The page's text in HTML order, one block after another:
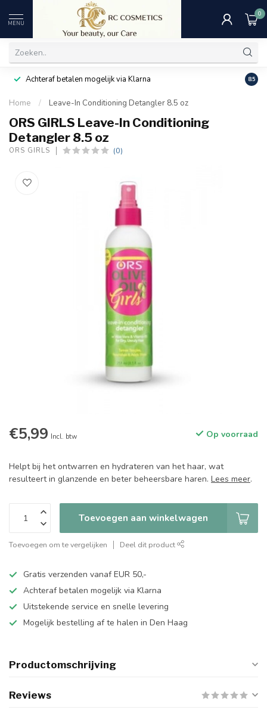
MENU
0
Achteraf betalen mogelijk via Klarna 8.5
Home / Leave-In Conditioning Detangler 8.5 oz
ORS GIRLS Leave-In Conditioning
Detangler 8.5 oz
ORS GIRLS (0)
€5,99 Incl. btw Op voorraad
Helpt bij het ontwarren en hydrateren van het haar, wat
resulteert in glanzende en beter beheersbare haren. Lees meer.
Toevoegen aan winkelwagen
Toevoegen om te vergelijken Deel dit product
Gratis verzenden vanaf EUR 50,-
Achteraf betalen mogelijk via Klarna
Uitstekende service en snelle levering
Mogelijk bestelling af te halen in Den Haag
Productomschrijving
Reviews